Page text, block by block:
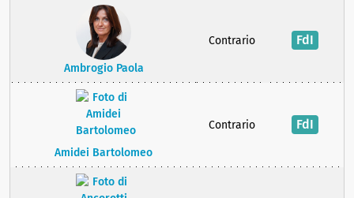
Ambrogio Paola
Contrario FdI
Amidei Bartolomeo
Contrario FdI